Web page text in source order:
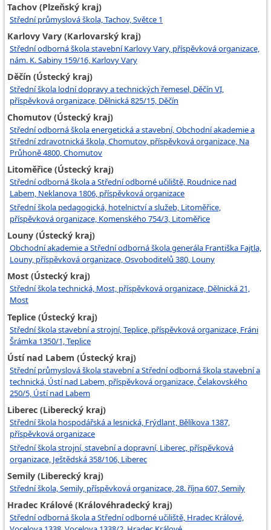
Tachov (Plzeňský kraj)
Střední průmyslová škola, Tachov, Světce 1
Karlovy Vary (Karlovarský kraj)
Střední odborná škola stavební Karlovy Vary, příspěvková organizace,
nám. K. Sabiny 159/16, Karlovy Vary
Děčín (Ústecký kraj)
Střední škola lodní dopravy a technických řemesel, Děčín VI,
příspěvková organizace, Dělnická 825/15, Děčín
Chomutov (Ústecký kraj)
Střední odborná škola energetická a stavební, Obchodní akademie a
Střední zdravotnická škola, Chomutov, příspěvková organizace, Na
Průhoně 4800, Chomutov
Litoměřice (Ústecký kraj)
Střední odborná škola a Střední odborné učiliště, Roudnice nad
Labem, Neklanova 1806, příspěvková organizace
Střední škola pedagogická, hotelnictví a služeb, Litoměřice,
příspěvková organizace, Komenského 754/3, Litoměřice
Louny (Ústecký kraj)
Obchodní akademie a Střední odborná škola generála Františka Fajtla,
Louny, příspěvková organizace, Osvoboditelů 380, Louny
Most (Ústecký kraj)
Střední škola technická, Most, příspěvková organizace, Dělnická 21,
Most
Teplice (Ústecký kraj)
Střední škola stavební a strojní, Teplice, příspěvková organizace, Fráni
Šrámka 1350/1, Teplice
Ústí nad Labem (Ústecký kraj)
Střední průmyslová škola stavební a Střední odborná škola stavební a
technická, Ústí nad Labem, příspěvková organizace, Čelakovského
250/5, Ústí nad Labem
Liberec (Liberecký kraj)
Střední škola hospodářská a lesnická, Frýdlant, Bělíkova 1387,
příspěvková organizace
Střední škola strojní, stavební a dopravní, Liberec, příspěvková
organizace, Ještědská 358/106, Liberec
Semily (Liberecký kraj)
Střední škola, Semily, příspěvková organizace, 28. října 607, Semily
Hradec Králové (Královéhradecký kraj)
Střední odborná škola a Střední odborné učiliště, Hradec Králové,